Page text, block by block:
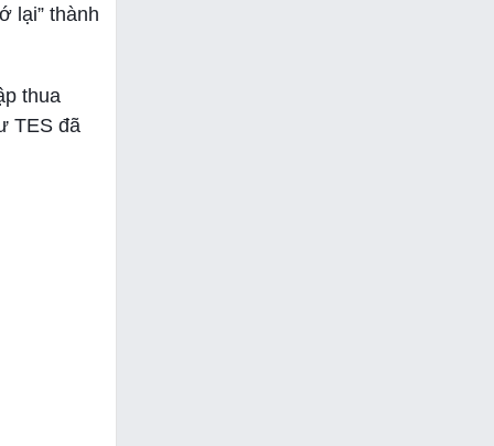
lại” thành
thua
TES đã